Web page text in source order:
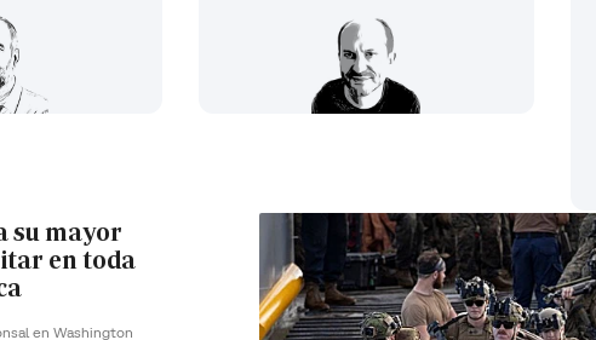
su mayor
en toda
en Washington